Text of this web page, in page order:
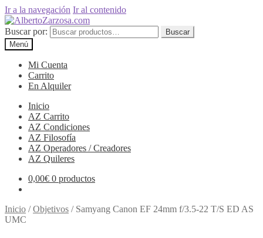
Ir a la navegación Ir al contenido
Buscar por:
Buscar
Menú
Mi Cuenta
Carrito
En Alquiler
Inicio
AZ Carrito
AZ Condiciones
AZ Filosofía
AZ Operadores / Creadores
AZ Quileres
0,00€ 0 productos
Inicio /Objetivos / Samyang Canon EF 24mm f/3.5-22 T/S ED AS
UMC